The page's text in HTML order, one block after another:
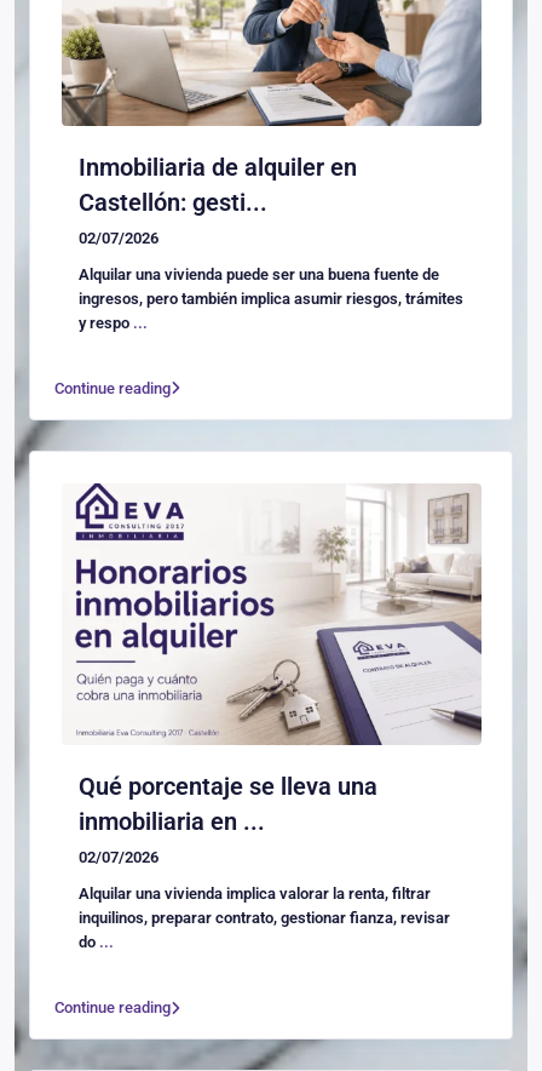
Inmobiliaria de alquiler en
Castellón: gesti...
02/07/2026
Alquilar una vivienda puede ser una buena fuente de
ingresos, pero también implica asumir riesgos, trámites
y respo ...
Continue reading
Qué porcentaje se lleva una
inmobiliaria en ...
02/07/2026
Alquilar una vivienda implica valorar la renta, filtrar
inquilinos, preparar contrato, gestionar fianza, revisar
do ...
Continue reading